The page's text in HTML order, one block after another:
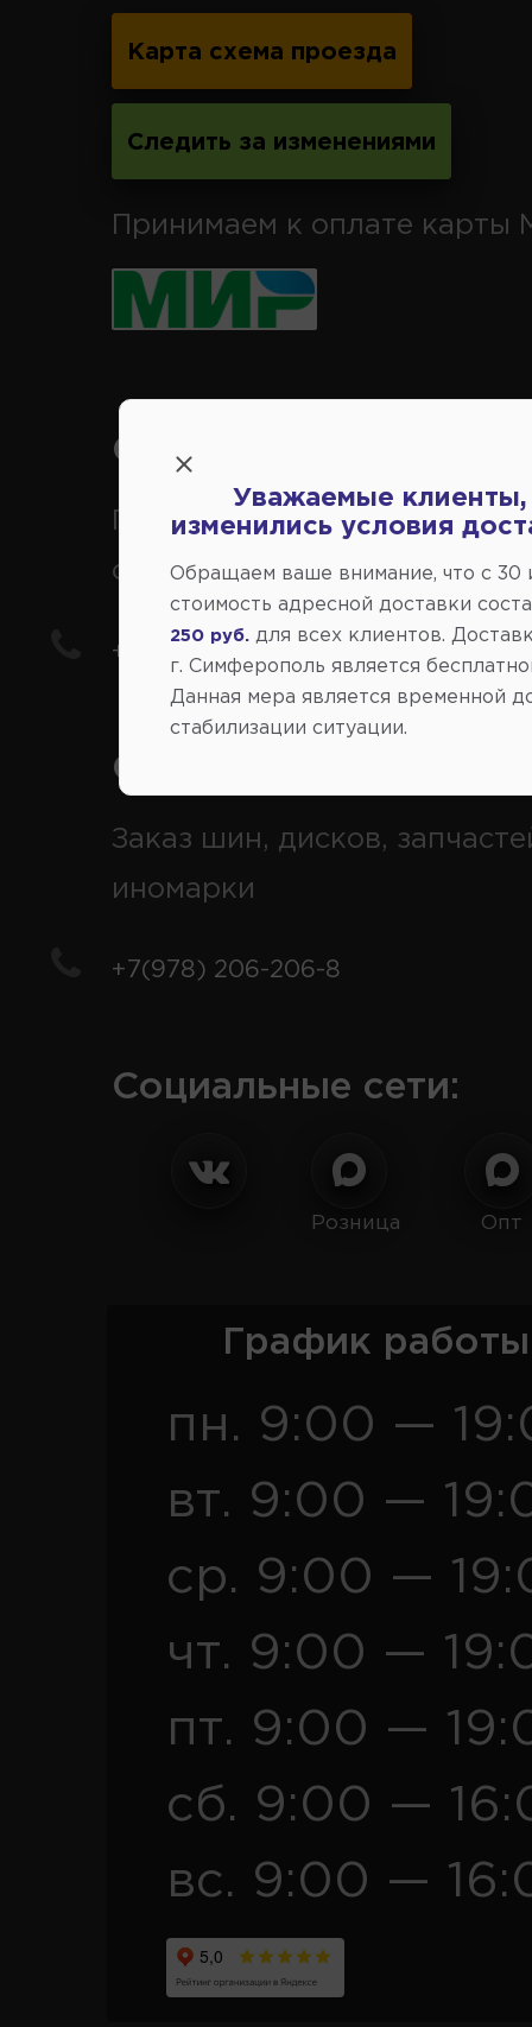
Карта схема проезда
Следить за изменениями
Принимаем к оплате карты
Справочный центр:
Продажа запчастей на
отечественные авто
+7(978) 206-206-5
Справочный центр:
Заказ шин, дисков,
иномарки
+7(978) 206-206-8
Социальные сети:
Розница Опт
График
пн. 9:00 —
вт. 9:00 —
ср. 9:00 —
чт. 9:00 —
пт. 9:00 —
сб. 9:00 —
вс. 9:00 —
Уважаемые клиенты,
изменились условия
Обращаем ваше внимание, что c 30
стоимость адресной доставки
250 руб.
для всех клиентов.
г. Симферополь является
Данная мера является временной
стабилизации ситуации.